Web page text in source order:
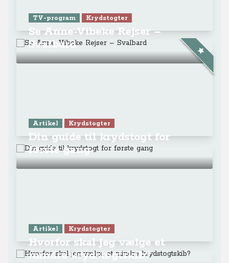
TV-program Krydstogter
Se Anne-Vibeke Rejser –
Svalbard
Artikel Krydstogter
Din guide til krydstogt for
første gang
Artikel Krydstogter
Hvorfor skal jeg vælge et
mindre krydstogtskib?